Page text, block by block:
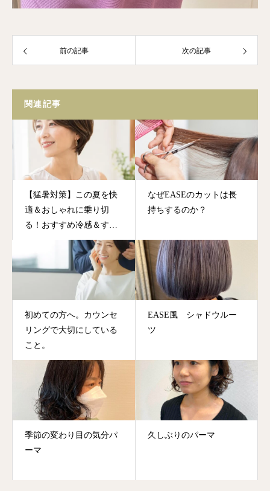
前の記事 次の記事
関連記事
【猛暑対策】この夏を快
適＆おしゃれに乗り切
る！おすすめ冷感＆すっ
きりヘアスタイル特集
なぜEASEのカットは長
持ちするのか？
初めての方へ。カウンセ
リングで大切にしている
こと。
EASE風 シャドウルー
ツ
季節の変わり目の気分パ
ーマ
久しぶりのパーマ